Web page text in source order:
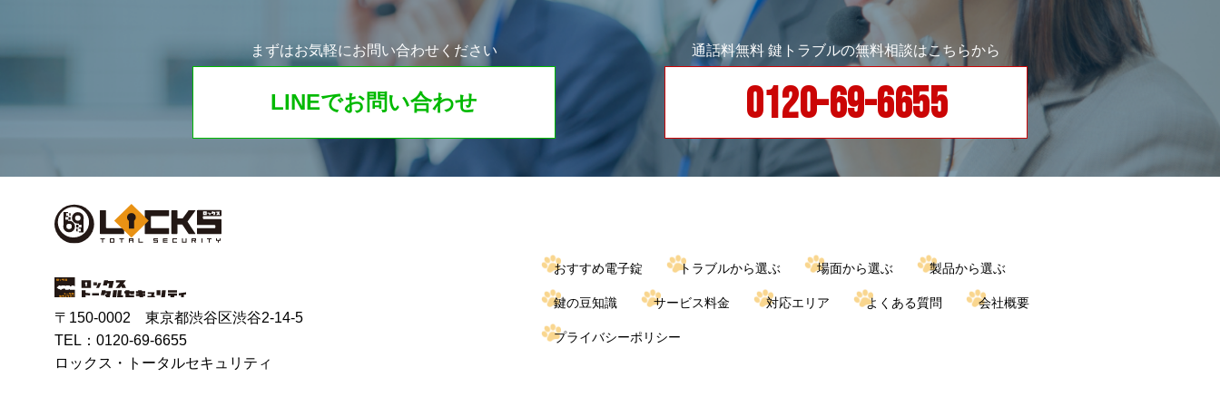
まずはお気軽にお問い合わせください
LINEでお問い合わせ
通話料無料 鍵トラブルの無料相談はこちらから
0120-69-6655
〒150-0002 東京都渋谷区渋谷2-14-5
TEL： 0120-69-6655
ロックス・トータルセキュリティ
おすすめ電子錠 トラブルから選ぶ 場面から選ぶ 製品から選ぶ
鍵の豆知識 サービス料金 対応エリア よくある質問 会社概要
プライバシーポリシー